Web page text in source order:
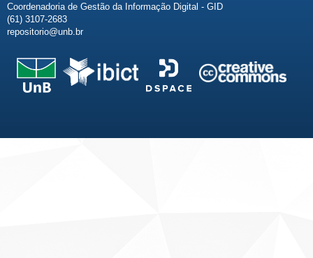
Coordenadoria de Gestão da Informação Digital - GID
(61) 3107-2683
repositorio@unb.br